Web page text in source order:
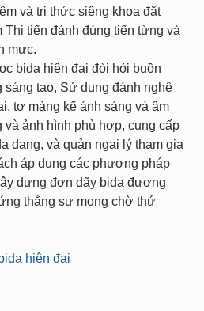
và tri thức siêng khoa đặt
Thi tiến đánh đúng tiến từng và
mực.
bida hiện đại đòi hỏi buồn
sáng tạo, Sử dụng đánh nghệ
tơ màng kế ánh sáng và âm
và ảnh hình phù hợp, cung cấp
dạng, và quản ngại lý tham gia
áp dụng các phương pháp
dựng đơn dãy bida đương
thắng sự mong chờ thứ
hiện đại